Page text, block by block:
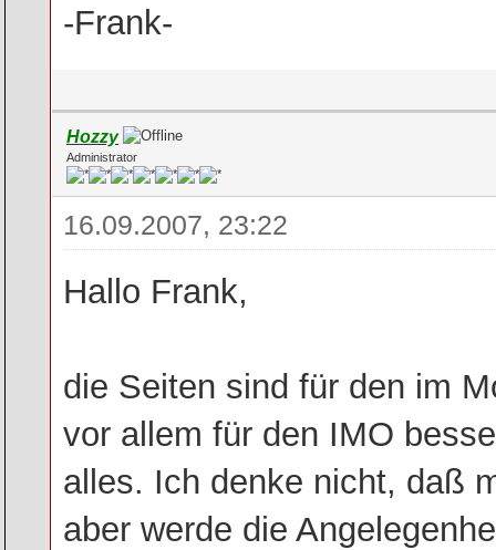
-Frank-
Hozzy
Administrator
16.09.2007, 23:22
Hallo Frank,
die Seiten sind für den im
vor allem für den IMO
alles. Ich denke nicht, daß
aber werde die